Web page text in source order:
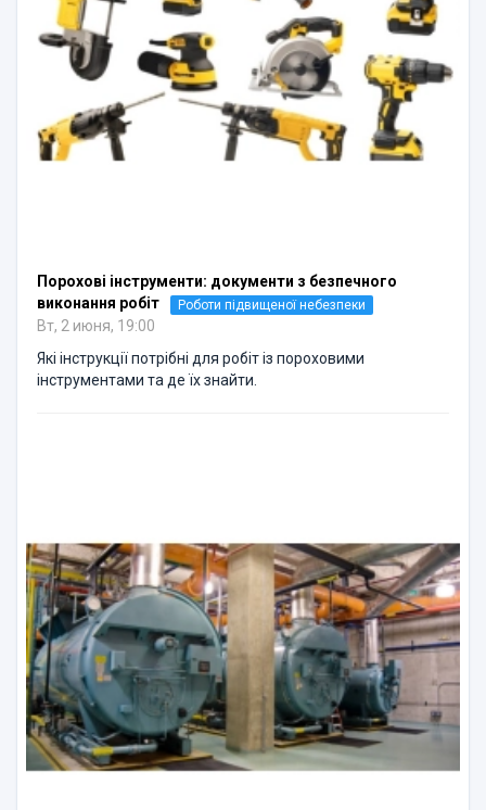
Порохові інструменти: документи з безпечного
виконання робіт
Роботи підвищеної небезпеки
Вт, 2 июня, 19:00
Які інструкції потрібні для робіт із пороховими
інструментами та де їх знайти.